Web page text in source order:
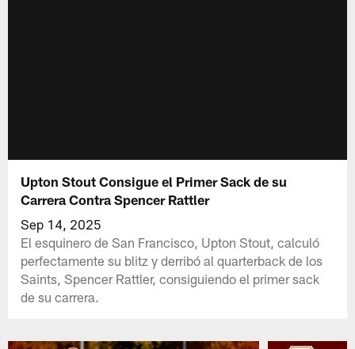
Upton Stout Consigue el Primer Sack de su
Carrera Contra Spencer Rattler
Sep 14, 2025
El esquinero de San Francisco, Upton Stout, calculó
perfectamente su blitz y derribó al quarterback de los
Saints, Spencer Rattler, consiguiendo el primer sack
de su carrera.